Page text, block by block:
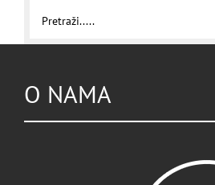
O NAMA